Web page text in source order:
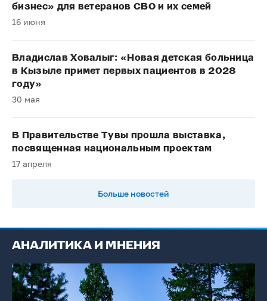
бизнес» для ветеранов СВО и их семей
16 июня
Владислав Ховалыг: «Новая детская больница
в Кызыле примет первых пациентов в 2028
году»
30 мая
В Правительстве Тувы прошла выставка,
посвященная национальным проектам
17 апреля
Больше новостей
АНАЛИТИКА И МНЕНИЯ